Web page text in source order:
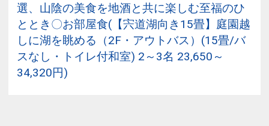
選、山陰の美食を地酒と共に楽しむ至福のひ
ととき〇お部屋食(【宍道湖向き15畳】庭園越
しに湖を眺める（2F・アウトバス）(15畳/バ
スなし・トイレ付和室) 2～3名 23,650～
34,320円)